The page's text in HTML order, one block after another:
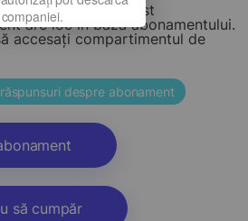
0
accesul la acest
are loc în baza abonamentului.
accesați compartimentul de
despre abonament
să cumpăr